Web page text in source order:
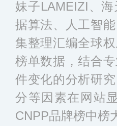
妹子LAMEIZI、
据算法、人工智
集整理汇编全球
榜单数据，结合
件变化的分析研
分等因素在网站
CNPP品牌榜中榜